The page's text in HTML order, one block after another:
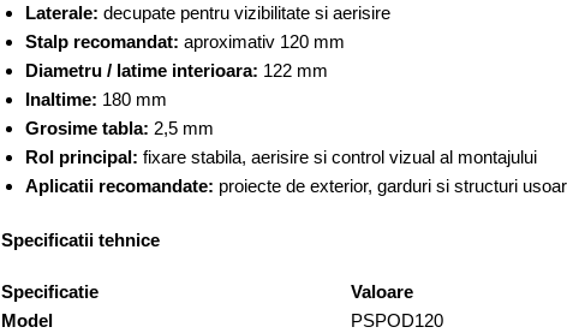
Laterale: decupate pentru vizibilitate si aerisire
Stalp recomandat: aproximativ 120 mm
Diametru / latime interioara: 122 mm
Inaltime: 180 mm
Grosime tabla: 2,5 mm
Rol principal: fixare stabila, aerisire si control vizual al montajului
Aplicatii recomandate: proiecte de exterior, garduri si structuri
Specificatii tehnice
Specificatie
Valoare
Model
PSPOD120